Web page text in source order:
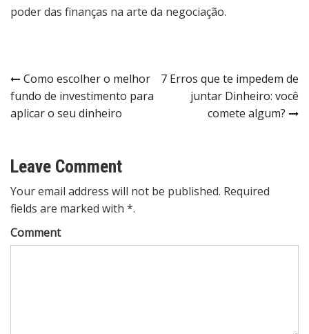
poder das finanças na arte da negociação.
Post
navigation
Como escolher o melhor
fundo de investimento para
aplicar o seu dinheiro
7 Erros que te impedem de
juntar Dinheiro: você
comete algum?
Leave Comment
Your email address will not be published. Required
fields are marked with *.
Comment